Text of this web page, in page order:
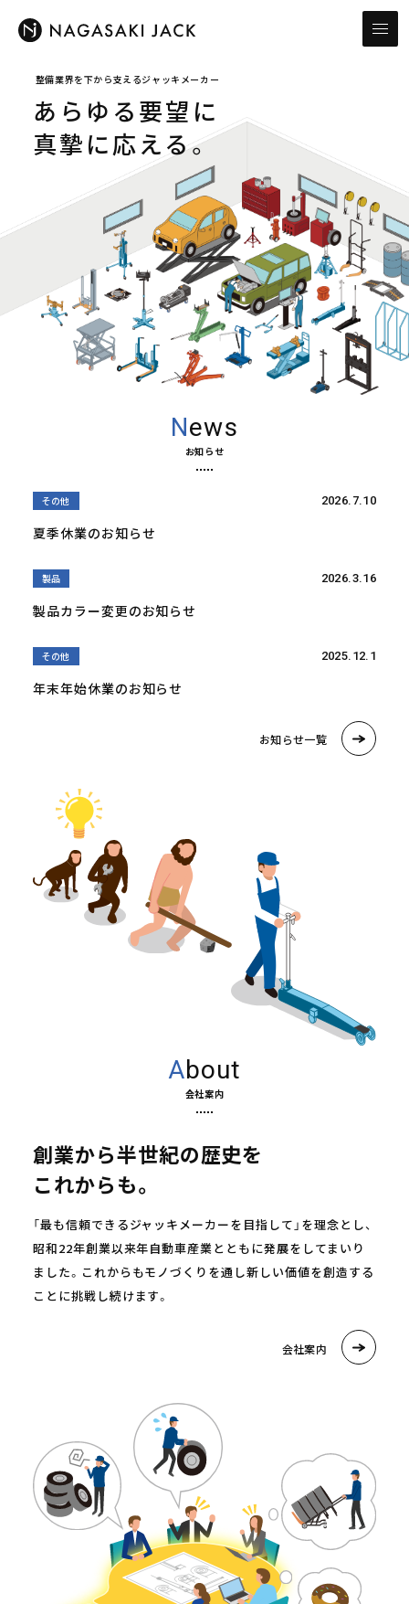
整備業界を下から支えるジャッキメーカー
あらゆる要望に
真摯に応える。
News
お知らせ
2026.7.10
その他
夏季休業のお知らせ
2026.3.16
製品
製品カラー変更のお知らせ
2025.12.1
その他
年末年始休業のお知らせ
お知らせ一覧
About
会社案内
創業から半世紀の歴史を
これからも。
「最も信頼できるジャッキメーカーを目指して」を理念とし、
昭和22年創業以来年自動車産業とともに発展をしてまいり
ました。これからもモノづくりを通し新しい価値を創造する
ことに挑戦し続けます。
会社案内